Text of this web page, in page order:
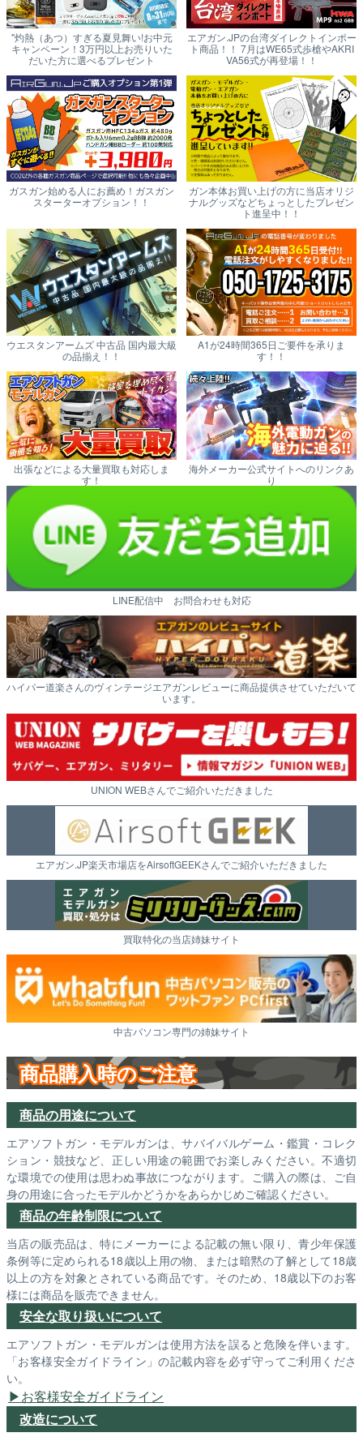
"灼熱（あつ）すぎる夏見舞い!お中元
キャンペーン！3万円以上お売りいた
だいた方に選べるプレゼント
エアガン.JPの台湾ダイレクトインポー
ト商品！！ 7月はWE65式歩槍やAKRI
VA56式が再登場！！
ガスガン始める人にお薦め！ガスガン
スターターオプション！！
ガン本体お買い上げの方に当店オリジ
ナルグッズなどちょっとしたプレゼン
ト進呈中！！
ウエスタンアームズ 中古品 国内最大級
の品揃え！！
A1が24時間365日ご要件を承りま
す！！
出張などによる大量買取も対応しま
す！
海外メーカー公式サイトへのリンクあ
り
LINE配信中 お問合わせも対応
ハイパー道楽さんのヴィンテージエアガンレビューに商品提供させていただいて
います。
UNION WEBさんでご紹介いただきました
エアガン.JP楽天市場店をAirsoftGEEKさんでご紹介いただきました
買取特化の当店姉妹サイト
中古パソコン専門の姉妹サイト
商品購入時のご注意
商品の用途について
エアソフトガン・モデルガンは、サバイバルゲーム・鑑賞・コレク
ション・競技など、正しい用途の範囲でお楽しみください。不適切
な環境での使用は思わぬ事故につながります。ご購入の際は、ご自
身の用途に合ったモデルかどうかをあらかじめご確認ください。
商品の年齢制限について
当店の販売品は、特にメーカーによる記載の無い限り、青少年保護
条例等に定められる18歳以上用の物、または暗黙の了解として18歳
以上の方を対象とされている商品です。そのため、18歳以下のお客
様には商品を販売できません。
安全な取り扱いについて
エアソフトガン・モデルガンは使用方法を誤ると危険を伴います。
「お客様安全ガイドライン」の記載内容を必ず守ってご利用くださ
い。
お客様安全ガイドライン
改造について